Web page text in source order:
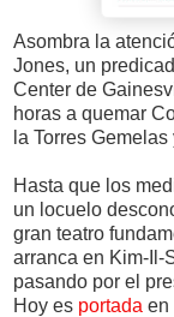
Asombra la
Jones, un
Center de
horas a quemar
la Torres
Hasta que los
un locuelo
gran teatro
arranca en Kim-Il-
pasando por el
Hoy es portada en